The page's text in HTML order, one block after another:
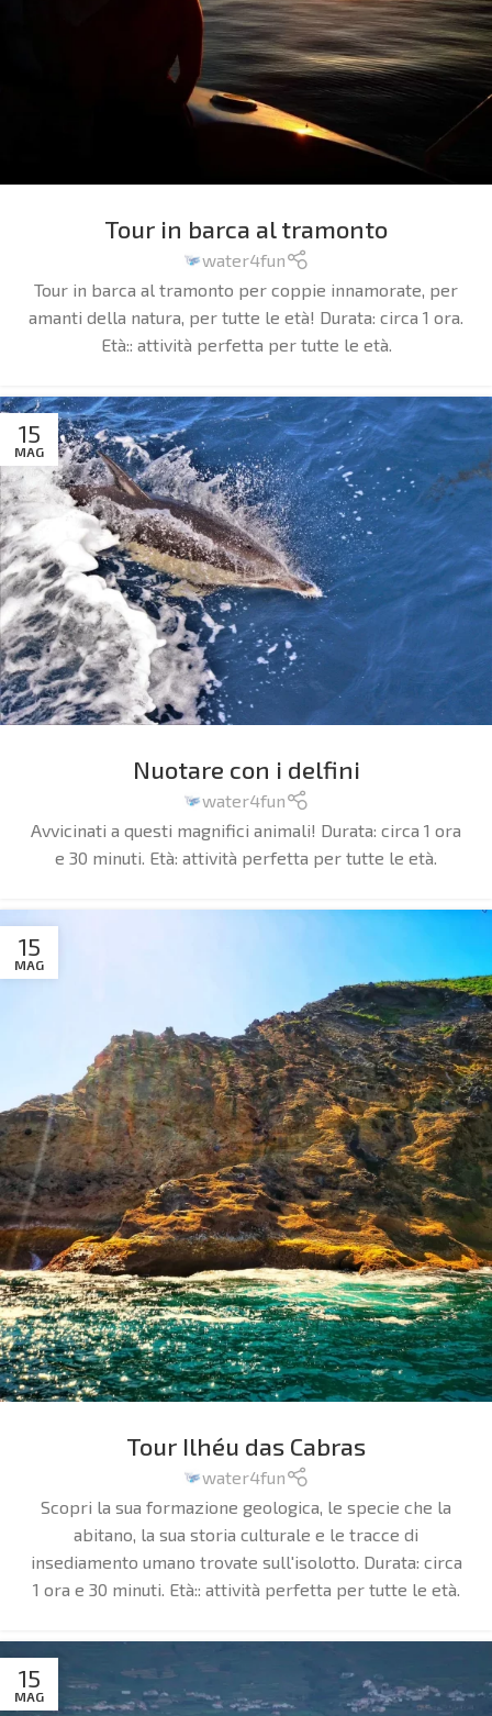
Tour in barca al tramonto
water4fun
Tour in barca al tramonto per coppie innamorate, per
amanti della natura, per tutte le età! Durata: circa 1 ora.
Età:: attività perfetta per tutte le età.
15
MAG
Nuotare con i delfini
water4fun
Avvicinati a questi magnifici animali! Durata: circa 1 ora
e 30 minuti. Età: attività perfetta per tutte le età.
15
MAG
Tour Ilhéu das Cabras
water4fun
Scopri la sua formazione geologica, le specie che la
abitano, la sua storia culturale e le tracce di
insediamento umano trovate sull'isolotto. Durata: circa
1 ora e 30 minuti. Età:: attività perfetta per tutte le età.
15
MAG